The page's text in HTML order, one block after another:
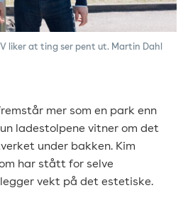
liker at ting ser pent ut. Martin Dahl
mer som en park enn
ladestolpene vitner om det
under bakken. Kim
har stått for selve
vekt på det estetiske.